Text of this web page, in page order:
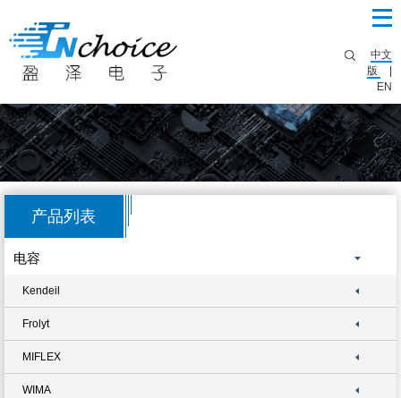
中文
版
EN
产品列表
电容
Kendeil
Frolyt
MIFLEX
WIMA